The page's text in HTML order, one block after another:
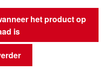
het product op
is